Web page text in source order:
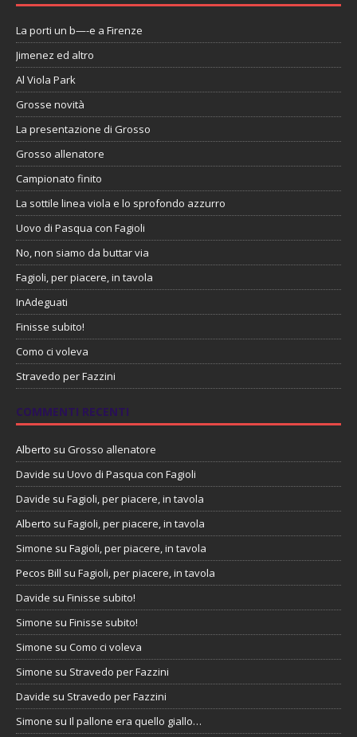
La porti un b—-e a Firenze
Jimenez ed altro
Al Viola Park
Grosse novità
La presentazione di Grosso
Grosso allenatore
Campionato finito
La sottile linea viola e lo sprofondo azzurro
Uovo di Pasqua con Fagioli
No, non siamo da buttar via
Fagioli, per piacere, in tavola
InAdeguati
Finisse subito!
Como ci voleva
Stravedo per Fazzini
COMMENTI RECENTI
Alberto su Grosso allenatore
Davide su Uovo di Pasqua con Fagioli
Davide su Fagioli, per piacere, in tavola
Alberto su Fagioli, per piacere, in tavola
Simone su Fagioli, per piacere, in tavola
Pecos Bill su Fagioli, per piacere, in tavola
Davide su Finisse subito!
Simone su Finisse subito!
Simone su Como ci voleva
Simone su Stravedo per Fazzini
Davide su Stravedo per Fazzini
Simone su Il pallone era quello giallo…